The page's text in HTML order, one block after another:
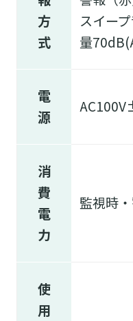
方
式
スイー
量
電
源
消
費
電
力
監視時
使
用